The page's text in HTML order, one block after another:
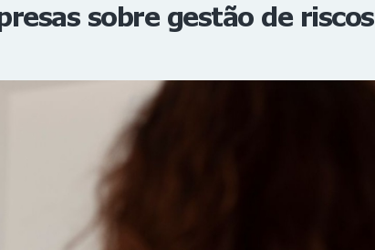
sobre gestão de riscos